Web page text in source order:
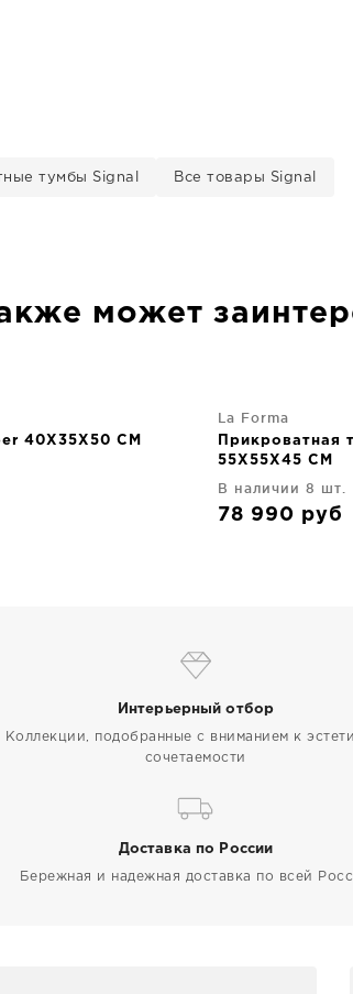
тумбы Signal Все товары Signal
может
40X35X50 CM
La Forma
Прикроватная
55X55X45 CM
В наличии 8 шт.
78 990 руб
Интерьерный отбор
Коллекции, подобранные с вниманием к
сочетаемости
Доставка по России
Бережная и надежная доставка по всей